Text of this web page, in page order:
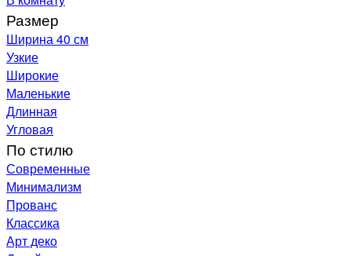
Размер
Ширина 40 см
Узкие
Широкие
Маленькие
Длинная
Угловая
По стилю
Современные
Минимализм
Прованс
Классика
Арт деко